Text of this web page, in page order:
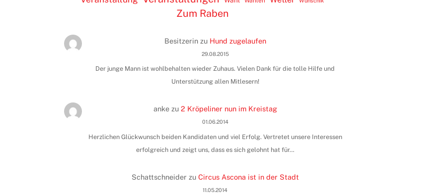
Zum Raben
Besitzerinzu Hund zugelaufen
29.08.2015
Der junge Mann ist wohlbehalten wieder Zuhaus. Vielen Dank für die tolle Hilfe und
Unterstützung allen Mitlesern!
ankezu 2 Kröpeliner nun im Kreistag
01.06.2014
Herzlichen Glückwunsch beiden Kandidaten und viel Erfolg. Vertretet unsere Interessen
erfolgreich und zeigt uns, dass es sich gelohnt hat für…
Schattschneider zu Circus Ascona ist in der Stadt
11.05.2014